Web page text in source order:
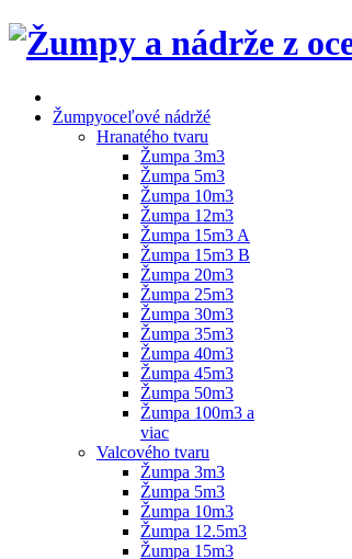
Žumpyoceľové nádržé
Hranatého tvaru
Žumpa 3m3
Žumpa 5m3
Žumpa 10m3
Žumpa 12m3
Žumpa 15m3 A
Žumpa 15m3 B
Žumpa 20m3
Žumpa 25m3
Žumpa 30m3
Žumpa 35m3
Žumpa 40m3
Žumpa 45m3
Žumpa 50m3
Žumpa 100m3 a
viac
Valcového tvaru
Žumpa 3m3
Žumpa 5m3
Žumpa 10m3
Žumpa 12.5m3
Žumpa 15m3